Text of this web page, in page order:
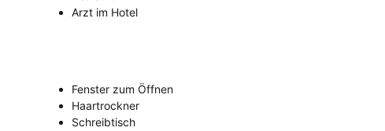
Arzt im Hotel
Fenster zum Öffnen
Haartrockner
Schreibtisch